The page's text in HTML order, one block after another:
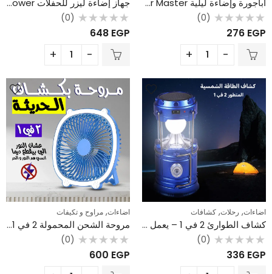
أباجورة وإضاءة ليلية Star Master – بروجيكتور لعرض النجوم بـ 4 ألوان
تم
التقييم
(0)
276 EGP
جهاز إضاءة ليزر للحفلات Star Shower – بألوان متعددة وتغطية واسعة
تم
التقييم
(0)
648 EGP
اضاءات, رحلات, كشافات
كشاف الطوارئ 2 في 1 – يعمل بالطاقة الشمسية ومزود بباور بانك
تم
التقييم
(0)
336 EGP
اضاءات, مراوح و تكيفات
مروحة الشحن المحمولة 2 في 1 (مروحة وكشاف) – الحل المثالي لقطع الكهرباء وحر الصيف
تم
التقييم
(0)
600 EGP